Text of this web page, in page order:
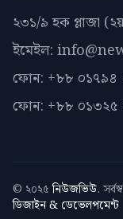
২৩১/৯ হক প্লাজা
ইমেইল:
ফোন: +৮৮ ০১৭৯৪
ফোন: +৮৮
© ২০২৫ নিউজভিউ.
ডিজাইন & ডেভেলপমেন্ট